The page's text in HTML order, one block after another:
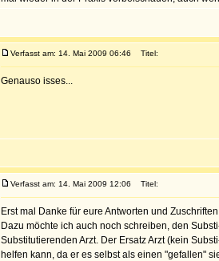
Verfasst am: 14. Mai 2009 06:46 Titel:
Genauso isses...
Verfasst am: 14. Mai 2009 12:06 Titel:
Erst mal Danke für eure Antworten und
Dazu möchte ich auch noch schreiben, den
Substitutierenden Arzt. Der Ersatz Arzt (kein
helfen kann, da er es selbst als einen "gefallen"